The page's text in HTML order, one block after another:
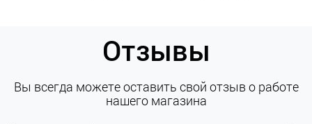
Отзывы
Вы всегда можете оставить свой отзыв о работе
нашего магазина